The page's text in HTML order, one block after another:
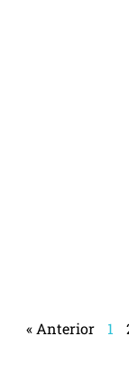
« Anterior 1